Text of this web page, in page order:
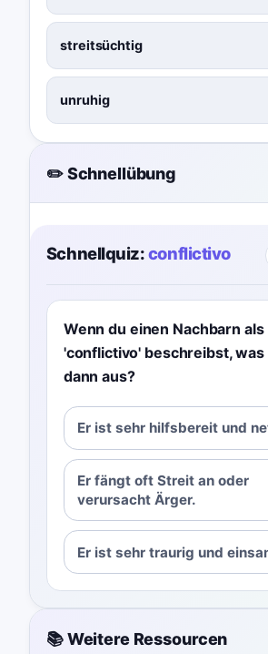
streitsüchtig
unruhig
✏️ Schnellübung
Schnellquiz:conflictivo
Wenn du einen Nachbarn als
'conflictivo' beschreibst, was
dann aus?
Er ist sehr hilfsbereit und
Er fängt oft Streit an oder
verursacht Ärger.
Er ist sehr traurig und
📚 Weitere Ressourcen